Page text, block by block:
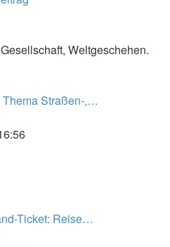
Weltgeschehen.
Thema Straßen-,…
Ticket: Reise…